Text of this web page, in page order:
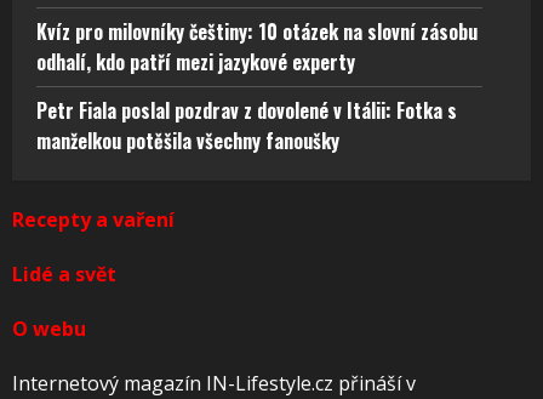
Kvíz pro milovníky češtiny: 10 otázek na slovní zásobu
odhalí, kdo patří mezi jazykové experty
Petr Fiala poslal pozdrav z dovolené v Itálii: Fotka s
manželkou potěšila všechny fanoušky
Recepty a vaření
Lidé a svět
O webu
Internetový magazín IN-Lifestyle.cz přináší v